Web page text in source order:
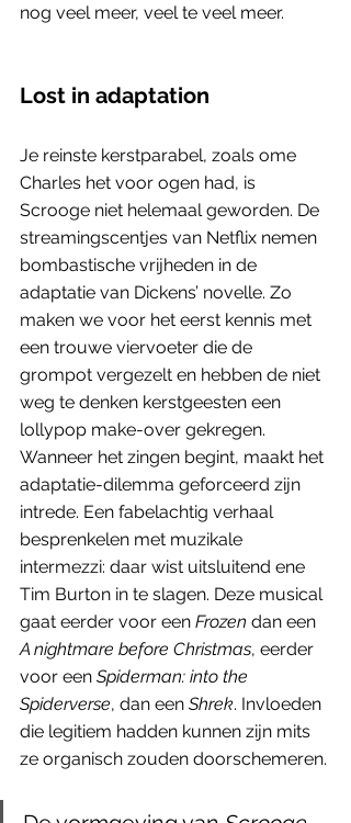
nog veel meer, veel te veel meer.
Lost in adaptation
Je reinste kerstparabel, zoals ome
Charles het voor ogen had, is
Scrooge niet helemaal geworden. De
streamingscentjes van Netflix nemen
bombastische vrijheden in de
adaptatie van Dickens’ novelle. Zo
maken we voor het eerst kennis met
een trouwe viervoeter die de
grompot vergezelt en hebben de niet
weg te denken kerstgeesten een
lollypop make-over gekregen.
Wanneer het zingen begint, maakt het
adaptatie-dilemma geforceerd zijn
intrede. Een fabelachtig verhaal
besprenkelen met muzikale
intermezzi: daar wist uitsluitend ene
Tim Burton in te slagen. Deze musical
gaat eerder voor een Frozen dan een
A nightmare before Christmas, eerder
voor een Spiderman: into the
Spiderverse, dan een Shrek. Invloeden
die legitiem hadden kunnen zijn mits
ze organisch zouden doorschemeren.